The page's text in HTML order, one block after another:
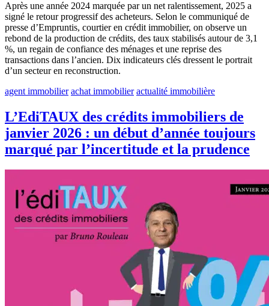
Après une année 2024 marquée par un net ralentissement, 2025 a
signé le retour progressif des acheteurs. Selon le communiqué de
presse d’Empruntis, courtier en crédit immobilier, on observe un
rebond de la production de crédits, des taux stabilisés autour de 3,1
%, un regain de confiance des ménages et une reprise des
transactions dans l’ancien. Dix indicateurs clés dressent le portrait
d’un secteur en reconstruction.
agent immobilier achat immobilier actualité immobilière
L’EdiTAUX des crédits immobiliers de
janvier 2026 : un début d’année toujours
marqué par l’incertitude et la prudence